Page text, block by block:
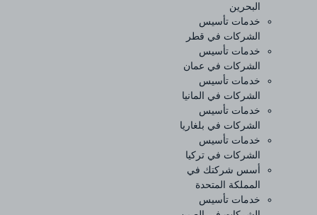
البحرين
خدمات تأسيس
الشركات في قطر
خدمات تأسيس
الشركات في عمان
خدمات تأسيس
الشركات في المانيا
خدمات تأسيس
الشركات في بلغاريا
خدمات تأسيس
الشركات في تركيا
أسس شركتك في
المملكة المتحدة
خدمات تأسيس